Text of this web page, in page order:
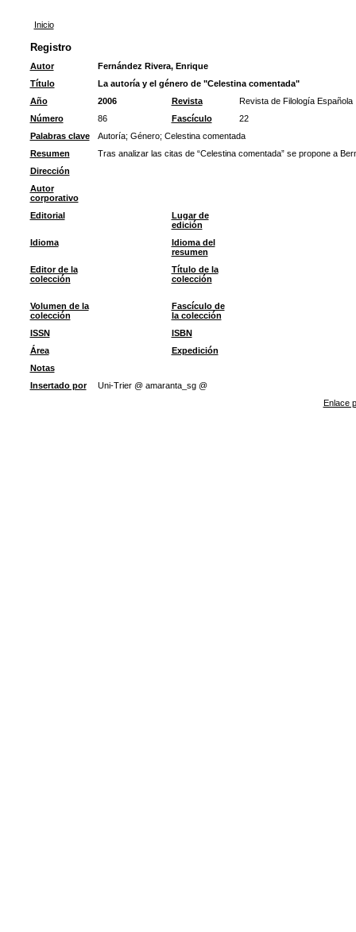
Inicio
Registro
Autor
Fernández Rivera, Enrique
Título
La autoría y el género de "Celestina comentada"
Año
2006 Revista
Revista de Filología Española
Número
86 Fascículo
22
Palabras clave
Autoría; Género; Celestina comentada
Resumen
Tras analizar las citas de “Celestina comentada” se propone a
Dirección
Autor
corporativo
Editorial
Lugar de
edición
Idioma
Idioma del
resumen
Editor de la
colección
Título de la
colección
Volumen de la
colección
Fascículo de
la colección
ISSN
ISBN
Área
Expedición
Notas
Insertado por
Uni-Trier @ amaranta_sg @
Enlace